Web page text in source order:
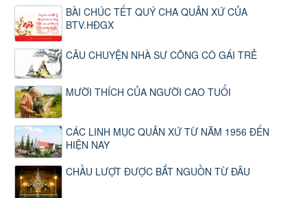
BÀI CHÚC TẾT QUÝ CHA QUẢN XỨ CỦA
BTV.HĐGX
CÂU CHUYỆN NHÀ SƯ CÕNG CÔ GÁI TRẺ
MƯỜI THÍCH CỦA NGƯỜI CAO TUỔI
CÁC LINH MỤC QUẢN XỨ TỪ NĂM 1956 ĐẾN
HIỆN NAY
CHẦU LƯỢT ĐƯỢC BẮT NGUỒN TỪ ĐÂU